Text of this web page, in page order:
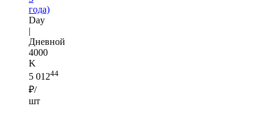
года)
Day
|
Дневной
4000
K
5 01244
₽/
шт